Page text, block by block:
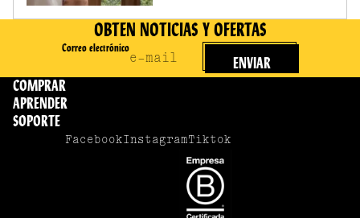
OBTEN NOTICIAS Y OFERTAS
Correo electrónico
ENVIAR
COMPRAR
APRENDER
SOPORTE
FacebookInstagramTiktok